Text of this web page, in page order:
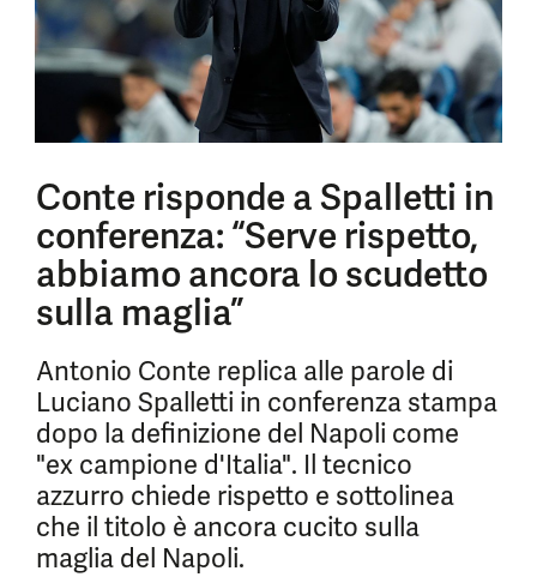
Conte risponde a Spalletti in
conferenza: “Serve rispetto,
abbiamo ancora lo scudetto
sulla maglia”
Antonio Conte replica alle parole di
Luciano Spalletti in conferenza stampa
dopo la definizione del Napoli come
"ex campione d'Italia". Il tecnico
azzurro chiede rispetto e sottolinea
che il titolo è ancora cucito sulla
maglia del Napoli.